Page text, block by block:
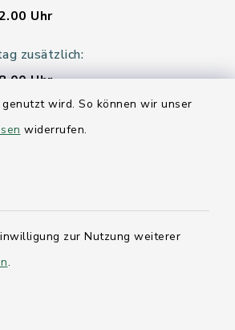
wird. So können wir unser
widerrufen.
zur Nutzung weiterer
.
Uhr
zusätzlich:
Uhr